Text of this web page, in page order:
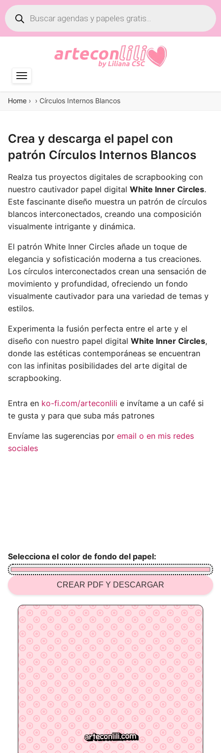
Búsqueda
de
productos
Home › › Círculos Internos Blancos
Crea y descarga el papel con
patrón Círculos Internos Blancos
Realza tus proyectos digitales de scrapbooking con
nuestro cautivador papel digital White Inner Circles.
Este fascinante diseño muestra un patrón de círculos
blancos interconectados, creando una composición
visualmente intrigante y dinámica.
El patrón White Inner Circles añade un toque de
elegancia y sofisticación moderna a tus creaciones.
Los círculos interconectados crean una sensación de
movimiento y profundidad, ofreciendo un fondo
visualmente cautivador para una variedad de temas y
estilos.
Experimenta la fusión perfecta entre el arte y el
diseño con nuestro papel digital White Inner Circles,
donde las estéticas contemporáneas se encuentran
con las infinitas posibilidades del arte digital de
scrapbooking.
Entra en ko-fi.com/arteconlili e invítame a un café si
te gusta y para que suba más patrones
Envíame las sugerencias por email o en mis redes
sociales
Selecciona el color de fondo del papel:
CREAR PDF Y DESCARGAR